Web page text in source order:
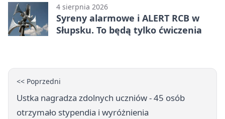
4 sierpnia 2026
Syreny alarmowe i ALERT RCB w
Słupsku. To będą tylko ćwiczenia
<< Poprzedni
Ustka nagradza zdolnych uczniów - 45 osób
otrzymało stypendia i wyróżnienia